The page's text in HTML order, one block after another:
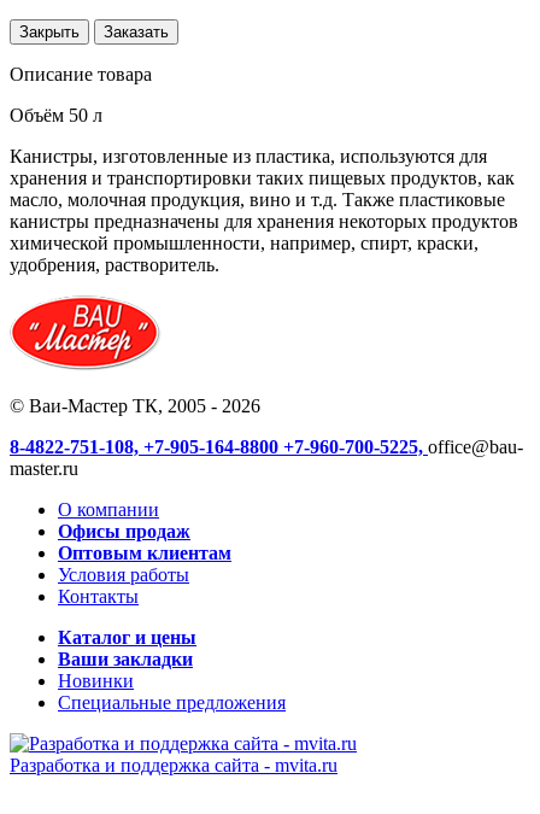
Закрыть Заказать
Описание товара
Объём 50 л
Канистры, изготовленные из пластика, используются для
хранения и транспортировки таких пищевых продуктов, как
масло, молочная продукция, вино и т.д. Также пластиковые
канистры предназначены для хранения некоторых продуктов
химической промышленности, например, спирт, краски,
удобрения, растворитель.
© Ваи-Мастер ТК, 2005 - 2026
8-4822-751-108, +7-905-164-8800 +7-960-700-5225, office@bau-
master.ru
О компании
Офисы продаж
Оптовым клиентам
Условия работы
Контакты
Каталог и цены
Ваши закладки
Новинки
Специальные предложения
Разработка и поддержка сайта - mvita.ru